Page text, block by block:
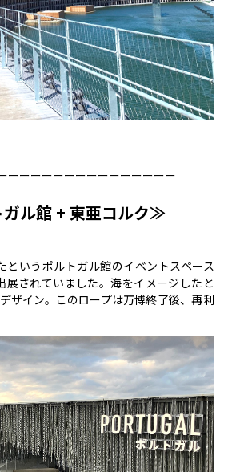
ーーーーーーーーーーーーーーー
ル館 + 東亜コルク≫
というポルトガル館のイベントスペース
展されていました。海をイメージしたと
ザイン。このロープは万博終了後、再利